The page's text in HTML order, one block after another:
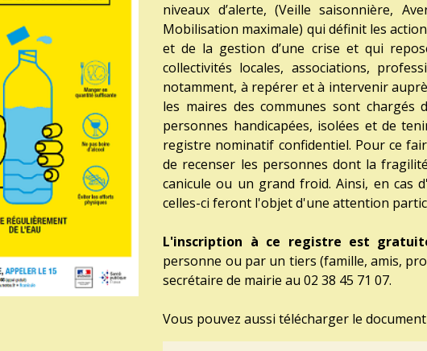
niveaux d’alerte, (Veille saisonnière,
Mobilisation maximale) qui définit les
et de la gestion d’une crise et qui
collectivités locales, associations,
notamment, à repérer et à intervenir
les maires des communes sont chargés
personnes handicapées, isolées et de
registre nominatif confidentiel. Pour ce
de recenser les personnes dont la
canicule ou un grand froid. Ainsi, en cas
celles-ci feront l'objet d'une attention
L'inscription à ce registre est
personne ou par un tiers (famille, amis,
secrétaire de mairie au 02 38 45 71 07.
Vous pouvez aussi télécharger le